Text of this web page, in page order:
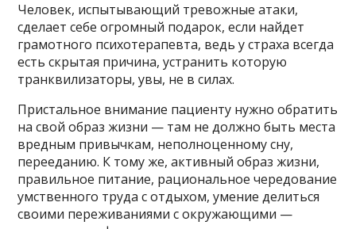
Человек, испытывающий тревожные атаки,
сделает себе огромный подарок, если найдет
грамотного психотерапевта, ведь у страха всегда
есть скрытая причина, устранить которую
транквилизаторы, увы, не в силах.
Пристальное внимание пациенту нужно обратить
на свой образ жизни — там не должно быть места
вредным привычкам, неполноценному сну,
перееданию. К тому же, активный образ жизни,
правильное питание, рациональное чередование
умственного труда с отдыхом, умение делиться
своими переживаниями с окружающими —